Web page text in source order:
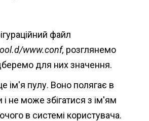
файл
www.conf, розглянемо
для них значення.
ім'я пулу. Воно полягає в
і не може збігатися з ім'ям
в системі користувача.